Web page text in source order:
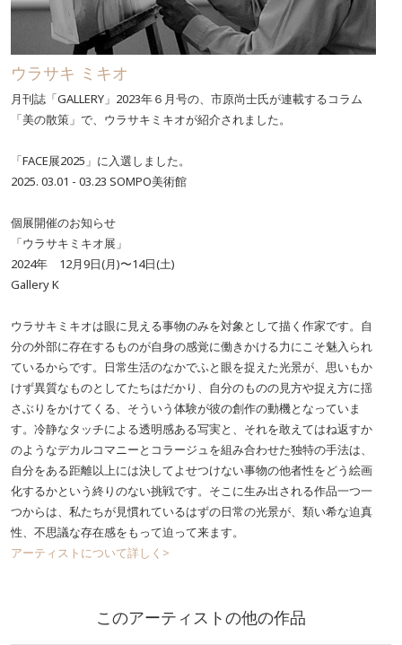
ウラサキ ミキオ
月刊誌「GALLERY」2023年６月号の、市原尚士氏が連載するコラム
「美の散策」で、ウラサキミキオが紹介されました。
「FACE展2025」に入選しました。
2025. 03.01 - 03.23 SOMPO美術館
個展開催のお知らせ
「ウラサキミキオ展」
2024年 12月9日(月)〜14日(土)
Gallery K
ウラサキミキオは眼に見える事物のみを対象として描く作家です。自
分の外部に存在するものが自身の感覚に働きかける力にこそ魅入られ
ているからです。日常生活のなかでふと眼を捉えた光景が、思いもか
けず異質なものとしてたちはだかり、自分のものの見方や捉え方に揺
さぶりをかけてくる、そういう体験が彼の創作の動機となっていま
す。冷静なタッチによる透明感ある写実と、それを敢えてはね返すか
のようなデカルコマニーとコラージュを組み合わせた独特の手法は、
自分をある距離以上には決してよせつけない事物の他者性をどう絵画
化するかという終りのない挑戦です。そこに生み出される作品一つ一
つからは、私たちが見慣れているはずの日常の光景が、類い希な迫真
性、不思議な存在感をもって迫って来ます。
アーティストについて詳しく>
このアーティストの他の作品